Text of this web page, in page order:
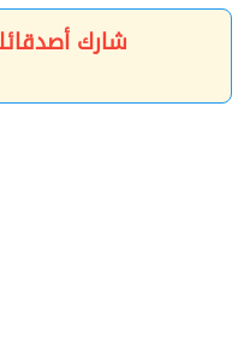
شارك